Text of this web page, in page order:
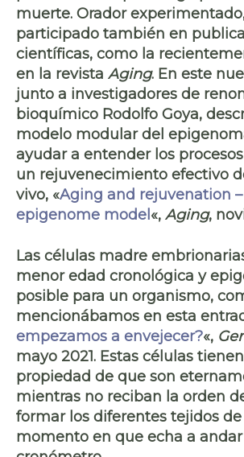
muerte. Orador
participado también en
científicas, como la
en la revista Aging. En este
junto a investigadores de
bioquímico Rodolfo Goya,
modelo modular del
ayudar a entender los
un rejuvenecimiento efectivo
vivo, «Aging and rejuvenation
epigenome model «, Aging,
Las células madre
menor edad cronológica y
posible para un organismo,
mencionábamos en esta
empezamos a envejecer?«,
mayo 2021. Estas células
propiedad de que son
mientras no reciban la orden
formar los diferentes tejidos de
momento en que echa a andar